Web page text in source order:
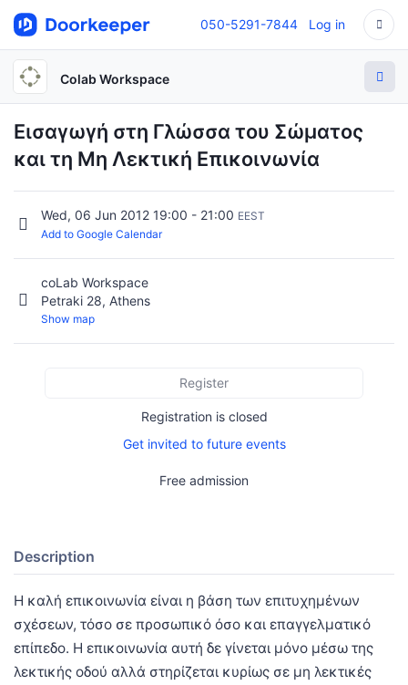
050-5291-7844 Log in
Colab Workspace
Εισαγωγή στη Γλώσσα του Σώματος
και τη Μη Λεκτική Επικοινωνία
Wed, 06 Jun 2012 19:00 - 21:00 EEST
Add to Google Calendar
coLab Workspace
Petraki 28, Athens
Show map
Register
Registration is closed
Get invited to future events
Free admission
Description
Η καλή επικοινωνία είναι η βάση των επιτυχημένων
σχέσεων, τόσο σε προσωπικό όσο και επαγγελματικό
επίπεδο. Η επικοινωνία αυτή δε γίνεται μόνο μέσω της
λεκτικής οδού αλλά στηρίζεται κυρίως σε μη λεκτικές